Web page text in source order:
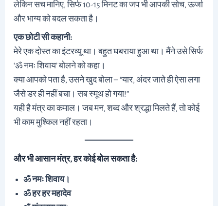
लेकिन सच मानिए, सिर्फ 10-15 मिनट का जप भी आपकी सोच, ऊर्जा
और भाग्य को बदल सकता है।
एक छोटी सी कहानी:
मेरे एक दोस्त का इंटरव्यू था। बहुत घबराया हुआ था। मैंने उसे सिर्फ
‘ॐ नमः शिवाय’ बोलने को कहा।
क्या आपको पता है, उसने खुद बोला – “यार, अंदर जाते ही ऐसा लगा
जैसे डर ही नहीं बचा। सब स्मूथ हो गया!”
यही है मंत्र का कमाल। जब मन, शब्द और श्रद्धा मिलते हैं, तो कोई
भी काम मुश्किल नहीं रहता।
और भी आसान मंत्र, हर कोई बोल सकता है:
ॐ नमः शिवाय।
ॐ हर हर महादेव